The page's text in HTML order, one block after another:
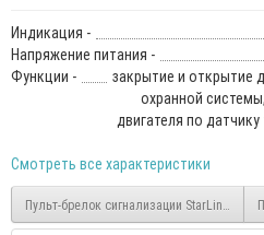
Индикация -
Напряжение питания -
Функции -
закрытие и открытие
охранной
двигателя по
Смотреть все характеристики
Пульт-брелок сигнализации StarLine A93